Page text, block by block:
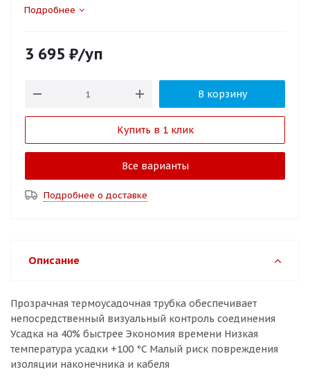
Подробнее
3 695 ₽/уп
В корзину
Купить в 1 клик
Все варианты
Подробнее о доставке
Описание
Прозрачная термоусадочная трубка обеспечивает
непосредственный визуальный контроль соединения
Усадка на 40% быстрее Экономия времени Низкая
температура усадки +100 °C Малый риск повреждения
изоляции наконечника и кабеля